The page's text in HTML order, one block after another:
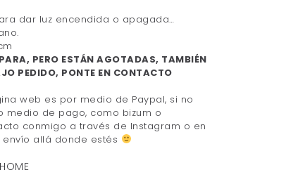
dar luz encendida o apagada…
PERO ESTÁN AGOTADAS, TAMBIÉN
PEDIDO, PONTE EN CONTACTO
web es por medio de Paypal, si no
medio de pago, como bizum o
conmigo a través de Instagram o en
envío allá donde estés